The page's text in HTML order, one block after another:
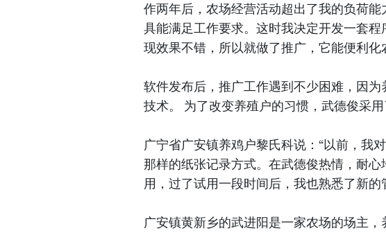
作两年后，农场经营活动超出了我的负荷
具能满足工作要求。这时我决定开发一套
现效果不错，所以就做了推广，它能便利化
软件发布后，推广工作遇到不少困难，因为
技术。 为了改变养殖户的习惯，武德俊采
广宁省广安镇养鸡户黎氏科说：“以前，我
那样的纸张记录方式。在武德俊热情，耐
用，过了试用一段时间后，我也熟悉了新
广安镇黄新乡的武进阳是一家农场的场主